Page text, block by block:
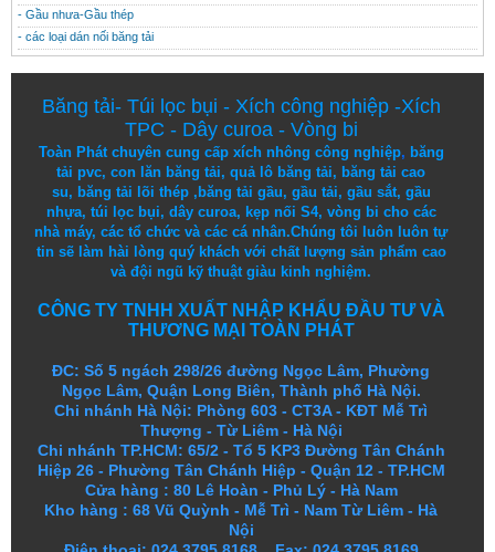
- Gầu nhưa-Gầu thép
- các loại dán nối băng tải
Băng tải- Túi lọc bụi - Xích công nghiệp-Xích
TPC - Dây curoa - Vòng bi
Toàn Phát chuyên cung cấp xích nhông công nghiệp, băng
tải pvc,con lăn băng tải,quả lô băng tải, băng tải cao
su, băng tải lõi thép,băng tải gầu, gầu tải, gầu sắt, gầu
nhựa, túi lọc bụi, dây curoa, kẹp nối S4, vòng bi cho các
nhà máy, các tổ chức và các cá nhân.Chúng tôi luôn luôn tự
tin sẽ làm hài lòng quý khách với chất lượng sảnphẩm cao
và đội ngũ kỹ thuật giàu kinh nghiệm.
CÔNG TY TNHH XUẤT NHẬP KHẨU ĐẦU TƯ VÀ
THƯƠNG MẠI TOÀN PHÁT
ĐC: Số 5 ngách 298/26 đường Ngọc Lâm, Phường
Ngọc Lâm, Quận Long Biên, Thành phố Hà Nội.
Chi nhánh Hà Nội: Phòng 603 - CT3A - KĐT Mễ Trì
Thượng - Từ Liêm - Hà Nội
Chi nhánh TP.HCM: 65/2 - Tổ 5 KP3 Đường Tân Chánh
Hiệp 26 - Phường Tân Chánh Hiệp - Quận 12 - TP.HCM
Cửa hàng : 80 Lê Hoàn - Phủ Lý - Hà Nam
Kho hàng :68 Vũ Quỳnh - Mễ Trì - Nam Từ Liêm - Hà
Nội